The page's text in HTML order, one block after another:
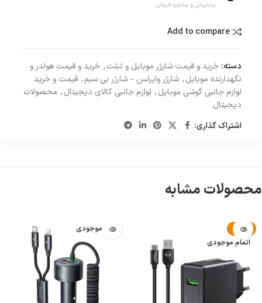
پشتیبانی و مشاوره فروش
Add to compare
دسته: خرید و قیمت شارژر موبایل و تبلت, خرید و قیمت هولدر و
نگهدارنده موبایل, شارژر وایرلس – شارژر بی سیم, قیمت و خرید
لوازم جانبی گوشی موبایل, لوازم جانبی کالای دیجیتال, محصولات
دیجیتال
اشتراک گذاری:
محصولات مشابه
-42%
اتمام موجودی
اتمام موجودی